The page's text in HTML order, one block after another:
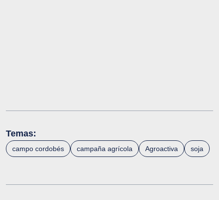
Temas:
campo cordobés campaña agrícola Agroactiva soja